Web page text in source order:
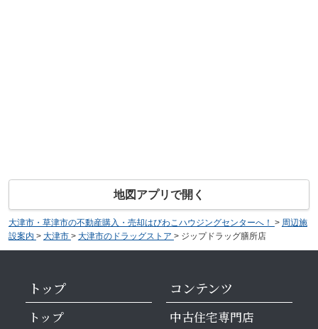
地図アプリで開く
大津市・草津市の不動産購入・売却はびわこハウジングセンターへ！ > 周辺施
設案内 > 大津市 > 大津市のドラッグストア > ジップドラッグ膳所店
トップ
トップ
コンテンツ
中古住宅専門店